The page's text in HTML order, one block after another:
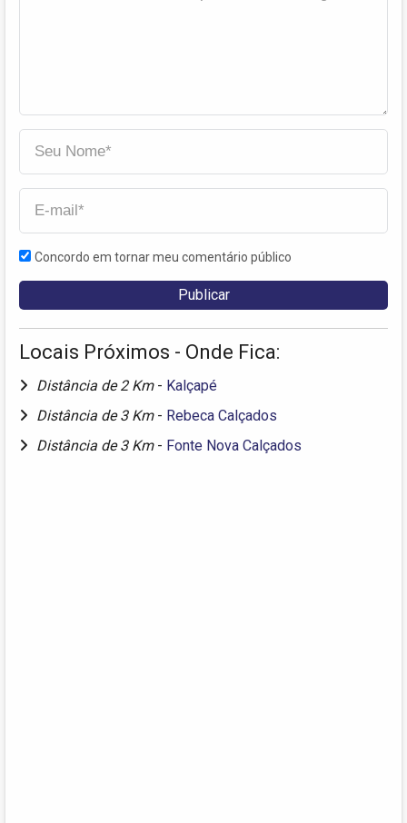
Concordo em tornar meu comentário público
Locais Próximos - Onde Fica:
Distância de 2 Km - Kalçapé
Distância de 3 Km - Rebeca Calçados
Distância de 3 Km - Fonte Nova Calçados